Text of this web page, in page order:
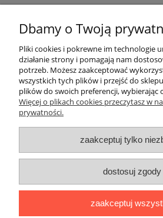
do koszyka
Pomoc
Moje konto
Informacje
O nas
Dbamy o Twoją
Pliki cookies i pokrewne im technologie
działanie strony i pomagają nam
potrzeb. Możesz zaakceptować
wszystkich tych plików i przejść do
plików do swoich preferencji, wybierając
Więcej o plikach cookies przeczytasz w
prywatności.
zaakceptuj tylko
dostosuj zgody
zaakceptuj